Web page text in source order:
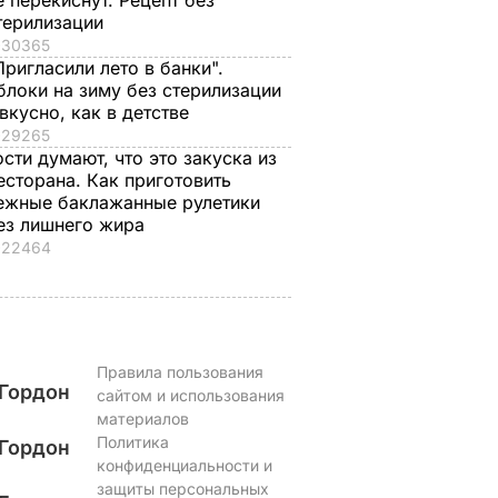
второй день
8 августа, 23.56
30365
лето в банки".
на зиму без стерилизации
как в детстве
29265
думают, что это закуска из
Как приготовить
баклажанные рулетики
лишнего жира
22464
Правила пользования
сайтом и использования
материалов
Политика
конфиденциальности и
защиты персональных